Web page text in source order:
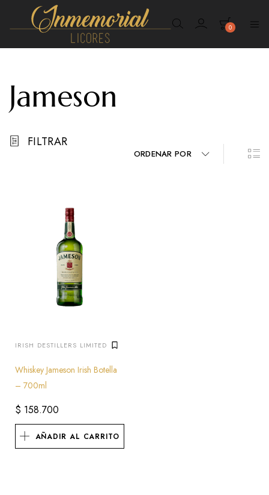
Inmemorial
0
Jameson
FILTRAR
ORDENAR POR
IRISH DESTILLERS LIMITED
Whiskey Jameson Irish Botella
– 700ml
$ 158.700
AÑADIR AL CARRITO